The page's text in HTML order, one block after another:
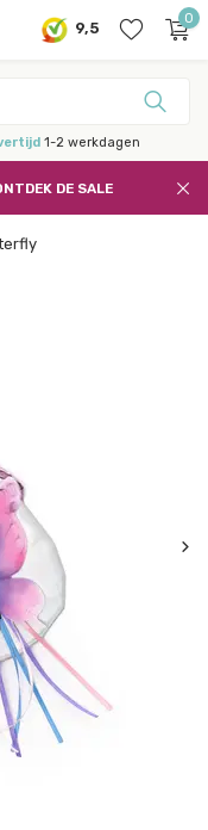
9,5
0
1-2 werkdagen
DE SALE